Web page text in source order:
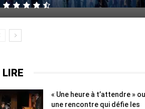
« Une heure à t’attendre » ou
une rencontre qui défie les